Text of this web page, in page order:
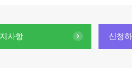
사항 신청하